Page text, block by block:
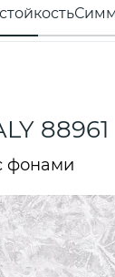
88961
фонами